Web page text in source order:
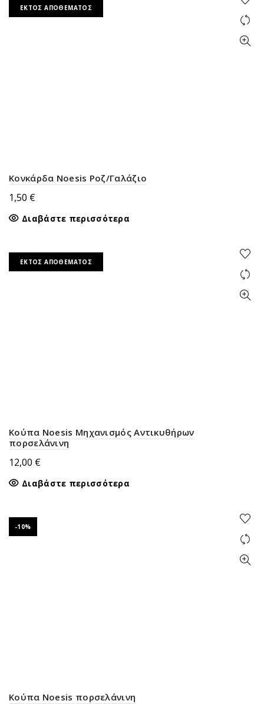
ΕΚΤΌΣ ΑΠΟΘΈΜΑΤΟΣ
Κονκάρδα Noesis Ροζ/Γαλάζιο
1,50 €
Διαβάστε περισσότερα
ΕΚΤΌΣ ΑΠΟΘΈΜΑΤΟΣ
Κούπα Noesis Μηχανισμός Αντικυθήρων
πορσελάνινη
12,00 €
Διαβάστε περισσότερα
-10%
Κούπα Noesis πορσελάνινη